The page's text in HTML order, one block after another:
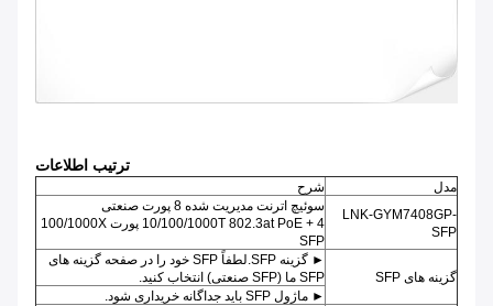
ترتیب اطلاعات
مدل
شرح
LNK-GYM7408GP-
SFP
سوئیچ اترنت مدیریت شده 8 پورت صنعتی
10/100/1000T 802.3at PoE + 4 پورت 100/1000X
SFP
گزینه های SFP
► گزینه SFP.لطفاً SFP خود را در صفحه گزینه های
SFP ما (SFP صنعتی) انتخاب کنید.
► ماژول SFP باید جداگانه خریداری شود.